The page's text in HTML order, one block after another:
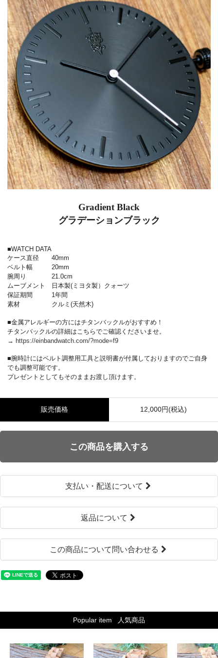
Gradient Black
グラデーションブラック
■WATCH DATA
ケース直径 40mm
ベルト幅 20mm
腕周り 21.0cm
ムーブメント 日本製(ミヨタ製）クォーツ
保証期間 1年間
素材 クルミ(天然木)
■金属アレルギーの方にはチタンバックルがおすすめ！
チタンバックルの詳細はこちらでご確認くださいませ。
→ https://einbandwatch.com/?mode=f9
■腕時計にはベルト調整用工具と説明書が付属しておりますのでご自身
でも調整可能です。
プレゼントとしてもそのままお渡し頂けます。
販売価格 12,000円(税込)
この商品を購入する
支払い・配送について
返品について
この商品について問い合わせる
Popular item 人気商品